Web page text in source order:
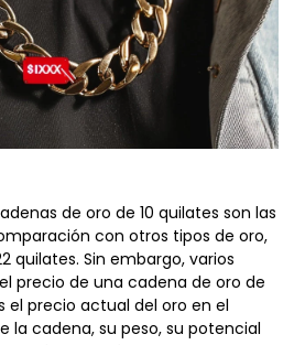
con otros tipos de oro,
quilates. Sin embargo, varios
precio de una cadena de oro de
el precio actual del oro en el
la cadena, su peso, su potencial
general.